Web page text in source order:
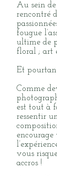
Au sein
rencontré
fougue
ultime de
floral ; art
Et
Comme
est tout à
ressentir
vous
accros !